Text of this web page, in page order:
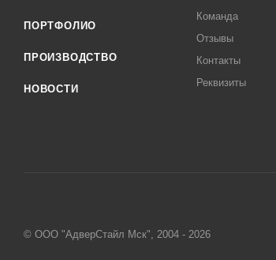
ПОРТФОЛИО
ПРОИЗВОДСТВО
НОВОСТИ
Команда
Отзывы
Контакты
Реквизиты
© ООО "АдверСтайл Мск", 2004 - 2026